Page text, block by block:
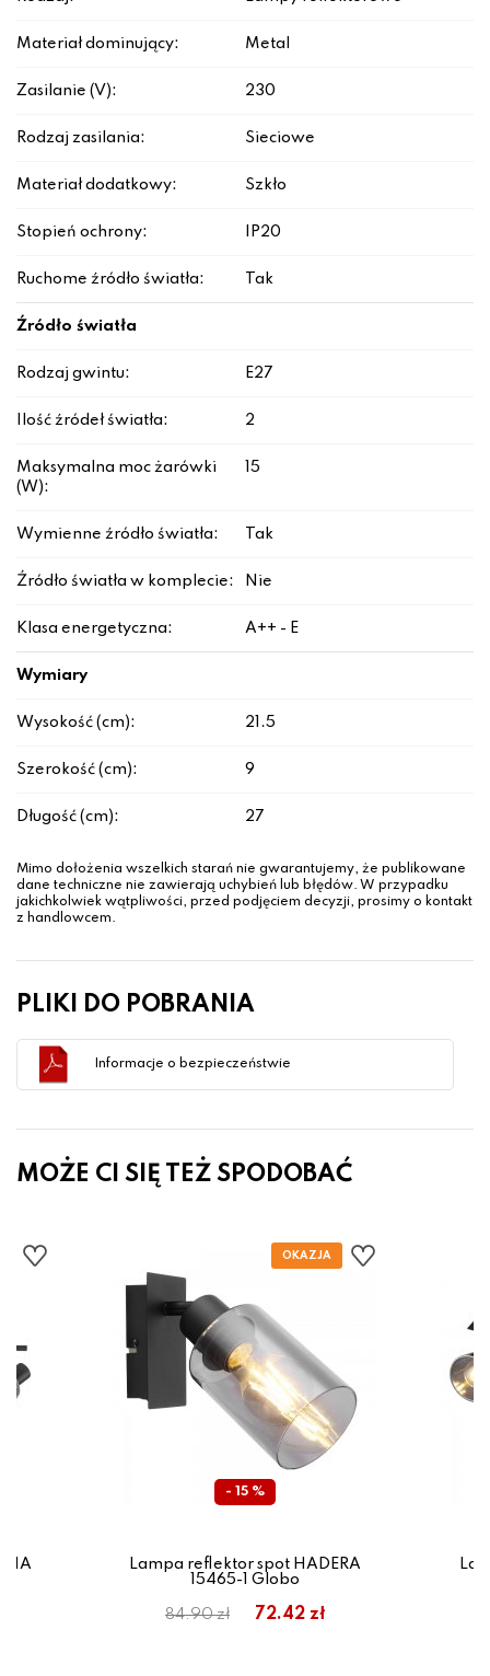
Materiał dominujący: Metal
Zasilanie (V): 230
Rodzaj zasilania: Sieciowe
Materiał dodatkowy: Szkło
Stopień ochrony: IP20
Ruchome źródło światła: Tak
Źródło światła
Rodzaj gwintu: E27
Ilość źródeł światła: 2
Maksymalna moc żarówki
(W):
15
Wymienne źródło światła: Tak
Źródło światła w komplecie: Nie
Klasa energetyczna: A++ - E
Wymiary
Wysokość (cm): 21.5
Szerokość (cm): 9
Długość (cm): 27
Mimo dołożenia wszelkich starań nie gwarantujemy, że publikowane
dane techniczne nie zawierają uchybień lub błędów. W przypadku
jakichkolwiek wątpliwości, przed podjęciem decyzji, prosimy o kontakt
z handlowcem.
PLIKI DO POBRANIA
Informacje o bezpieczeństwie
MOŻE CI SIĘ TEŻ SPODOBAĆ
- 15 %
Lampa reflektor spot HADERA
15465-1 Globo
84.90 zł 72.42 zł